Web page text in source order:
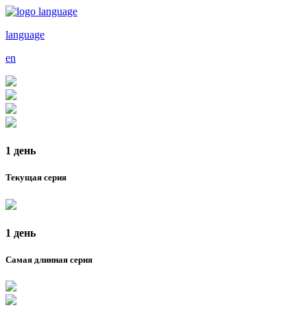
language
en
1 день
Текущая серия
1 день
Самая длинная серия